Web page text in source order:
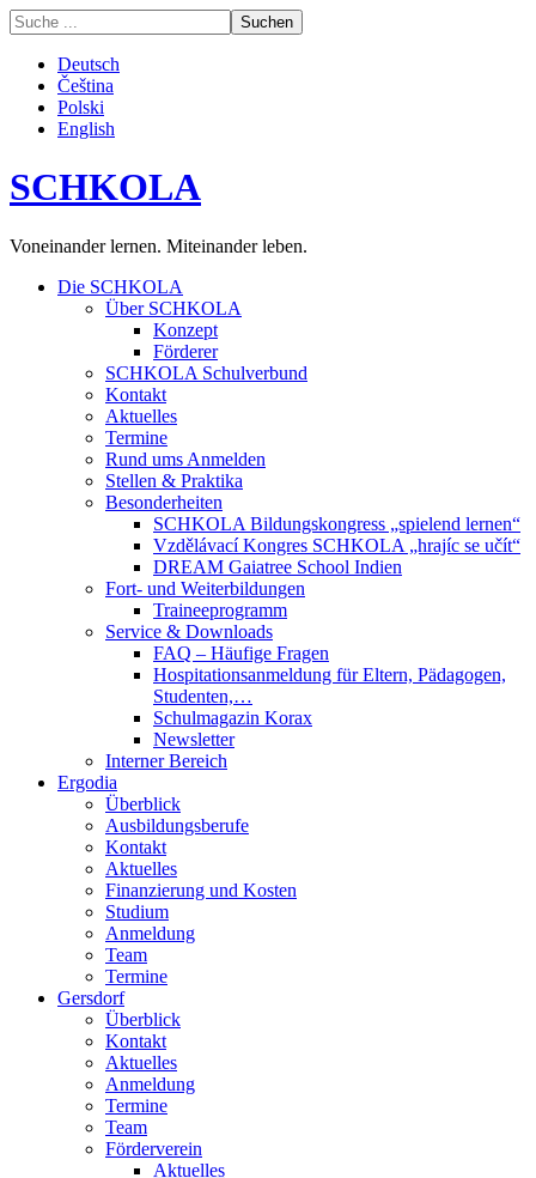
Deutsch
Čeština
Polski
English
SCHKOLA
Voneinander lernen. Miteinander leben.
Die SCHKOLA
Über SCHKOLA
Konzept
Förderer
SCHKOLA Schulverbund
Kontakt
Aktuelles
Termine
Rund ums Anmelden
Stellen & Praktika
Besonderheiten
SCHKOLA Bildungskongress „spielend lernen“
Vzdělávací Kongres SCHKOLA „hrajíc se učít“
DREAM Gaiatree School Indien
Fort- und Weiterbildungen
Traineeprogramm
Service & Downloads
FAQ – Häufige Fragen
Hospitationsanmeldung für Eltern, Pädagogen,
Studenten,…
Schulmagazin Korax
Newsletter
Interner Bereich
Ergodia
Überblick
Ausbildungsberufe
Kontakt
Aktuelles
Finanzierung und Kosten
Studium
Anmeldung
Team
Termine
Gersdorf
Überblick
Kontakt
Aktuelles
Anmeldung
Termine
Team
Förderverein
Aktuelles